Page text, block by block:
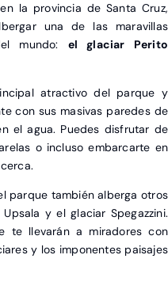
la provincia de Santa Cruz,
una de las maravillas
mundo: el glaciar Perito
atractivo del parque y
con sus masivas paredes de
el agua. Puedes disfrutar de
o incluso embarcarte en
parque también alberga otros
y el glaciar Spegazzini.
te llevarán a miradores con
y los imponentes paisajes